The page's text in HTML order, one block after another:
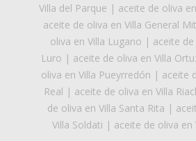
Villa del Parque | aceite de oliva
aceite de oliva en Villa General
oliva en Villa Lugano | aceite
Luro | aceite de oliva en Villa
oliva en Villa Pueyrredón | aceite
Real | aceite de oliva en Villa
de oliva en Villa Santa Rita |
Villa Soldati | aceite de oliva en